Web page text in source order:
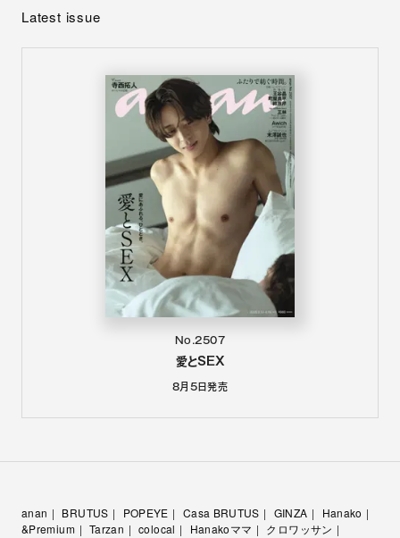
Latest issue
No.2507
愛とSEX
8月5日発売
anan BRUTUS POPEYE Casa BRUTUS GINZA
Hanako
&Premium
Tarzan colocal Hanakoママ
クロワッサン